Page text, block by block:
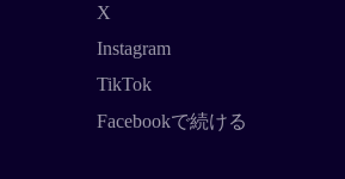
X
Instagram
TikTok
Facebookで続ける